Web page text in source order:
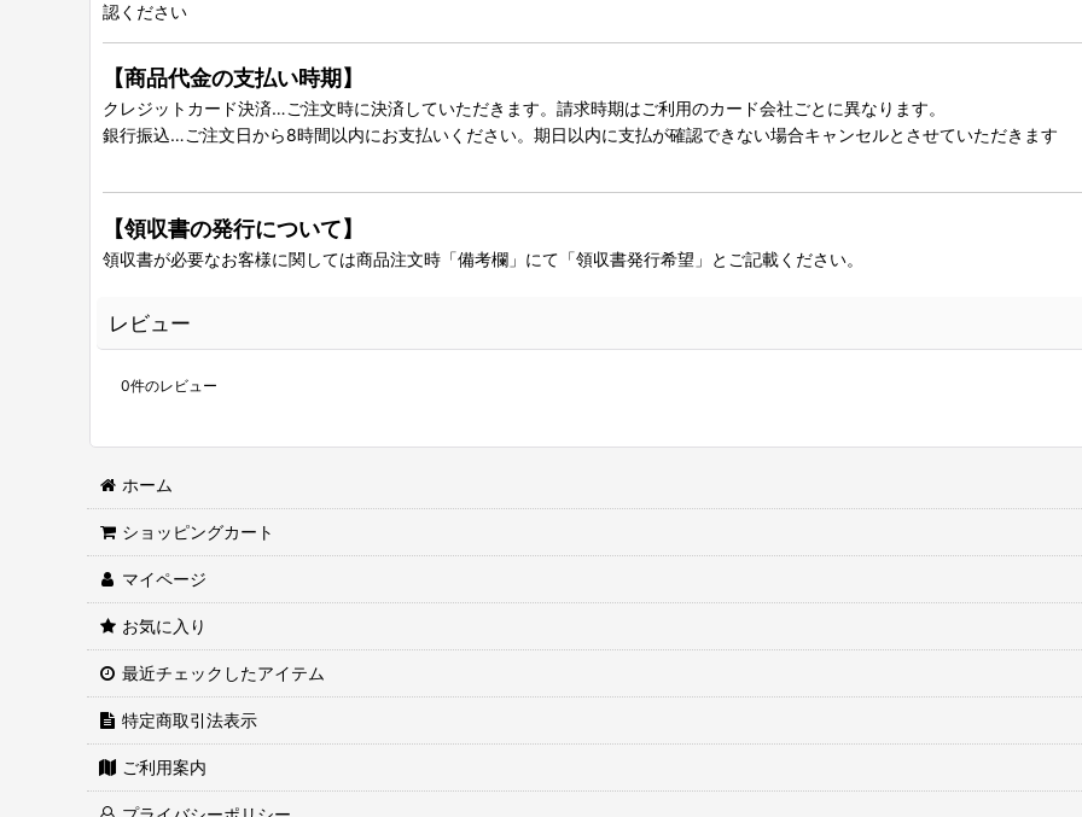
認ください
【商品代金の支払い時期】
クレジットカード決済…ご注文時に決済していただきます。請求時期はご利用のカード会社ごとに異なります。
銀行振込…ご注文日から8時間以内にお支払いください。期日以内に支払が確認できない場合キャンセルとさせていただきます
【領収書の発行について】
領収書が必要なお客様に関しては商品注文時「備考欄」にて「領収書発行希望」とご記載ください。
レビュー
0件のレビュー
ホーム
ショッピングカート
マイページ
お気に入り
最近チェックしたアイテム
特定商取引法表示
ご利用案内